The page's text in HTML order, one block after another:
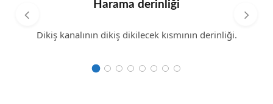
Harama derinliği
Dikiş kanalının dikiş dikilecek kısmının derinliği.